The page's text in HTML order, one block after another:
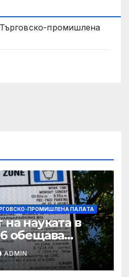
промишлена
ПРОМИШЛЕНА ПАЛAТА
науката в
обещава
иновации
ADMIN